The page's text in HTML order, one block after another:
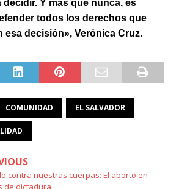
decidir. Y más que nunca, es
todos los derechos que
esa decisión», Verónica Cruz.
COMUNIDAD EL SALVADOR
contra nuestras cuerpas: El aborto en